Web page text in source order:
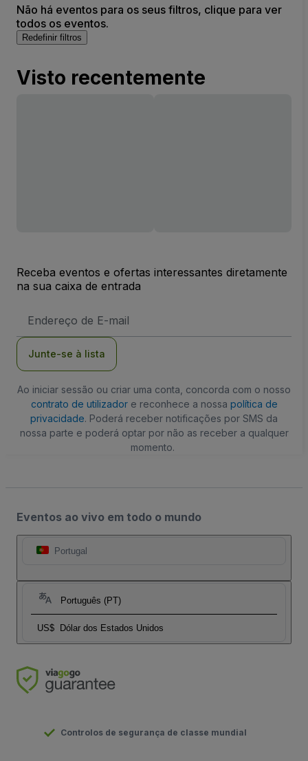
Não há eventos para os seus filtros, clique para ver
todos os eventos.
Redefinir filtros
Visto recentemente
Receba eventos e ofertas interessantes diretamente
na sua caixa de entrada
de
Junte-se à lista
Ao iniciar sessão ou criar uma conta, concorda com o nosso
contrato de utilizadore reconhece a nossa política de
privacidade. Poderá receber notificações por SMS da
nossa parte e poderá optar por não as receber a qualquer
momento.
Eventos ao vivo em todo o mundo
Portugal
Português (PT)
US$ Dólar dos Estados Unidos
Controlos de segurança de classe mundial